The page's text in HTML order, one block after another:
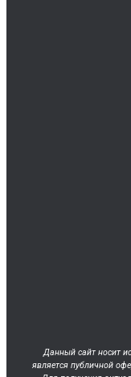
Данный сайт носит
является публичной